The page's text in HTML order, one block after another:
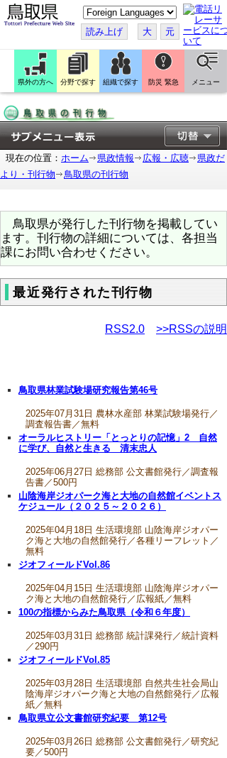
こ
の
ペ
ー
ジ
翻
訳
す
読み上げ 大 元
県外の方へ 分野で探す 組織で探す 防災 緊急 メニュー
現在の位置： ホーム 県政情報 広報・広聴
県政だ
より・刊行物
鳥取県の刊行物
鳥取県が発行した刊行物を掲載してい
ます。刊行物の詳細については、各担当
課にお問い合わせください。
最近発行された刊行物
RSS2.0 >>RSSの説明
鳥取県林業試験場研究報告第46号
2025年07月31日 農林水産部 林業試験場発行／
調査報告書／無料
オーラルヒストリー「とっとりの記憶」2 自然
に学び、自然と生きる 清末忠人
2025年06月27日 総務部 公文書館発行／調査報
告書／500円
山陰海岸ジオパーク海と大地の自然館イベントス
ケジュール（２０２５～２０２６）
2025年04月18日 生活環境部 山陰海岸ジオパー
ク海と大地の自然館発行／各種リーフレット／
無料
ジオフィールドVol.86
2025年04月15日 生活環境部 山陰海岸ジオパー
ク海と大地の自然館発行／広報紙／無料
100の指標からみた鳥取県（令和６年度）
2025年03月31日 総務部 統計課発行／統計資料
／290円
ジオフィールドVol.85
2025年03月28日 生活環境部 自然共生社会局山
陰海岸ジオパーク海と大地の自然館発行／広報
紙／無料
鳥取県立公文書館研究紀要 第12号
2025年03月26日 総務部 公文書館発行／研究紀
要／500円